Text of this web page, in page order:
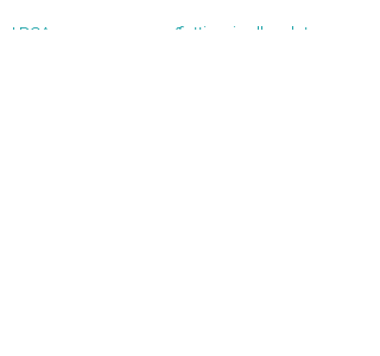
I DCA possono avere effetti seri sulla salute